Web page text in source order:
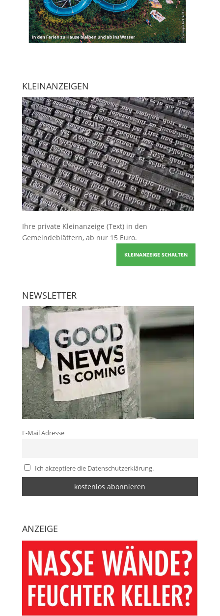
KLEINANZEIGEN
Ihre private Kleinanzeige (Text) in den
Gemeindeblättern, ab nur 15 Euro.
KLEINANZEIGE SCHALTEN
NEWSLETTER
E-Mail Adresse
Ich akzeptiere die Datenschutzerklärung.
ANZEIGE